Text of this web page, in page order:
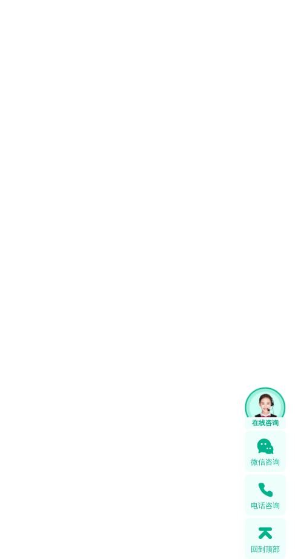
在线咨询
微信咨询
电话咨询
回到顶部